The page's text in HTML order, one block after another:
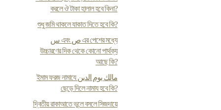
করলে ঔ টাকা হালাল হবে কিনা?
শুধু জমি থাকলে যাকাত দিতে হবে কি?
س এবং ص এর পেশের মধ্যে
উচ্চারণের দিক থেকে কোনো পার্থক্য
আছে কি?
ইমাম ফরজ নামাযে مالك يوم الدين
ছেড়ে দিলে নামায হবে কি?
দ্বিতীয় রাকাআতে ভুলে বসলে সিজদায়ে